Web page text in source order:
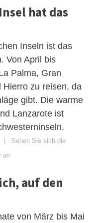
hat das
Inseln ist das
Von April bis
Palma, Gran
zu reisen, da
gibt. Die warme
Lanzarote ist
| Sehen Sie sich die
an
auf den
von März bis Mai